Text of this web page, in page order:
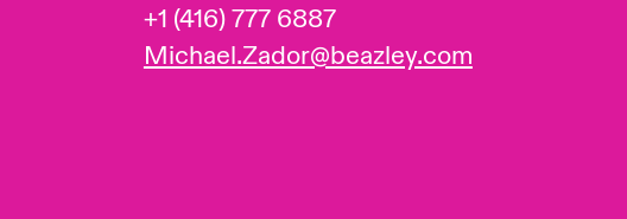
+1 (416) 777 6887
Michael.Zador@beazley.com